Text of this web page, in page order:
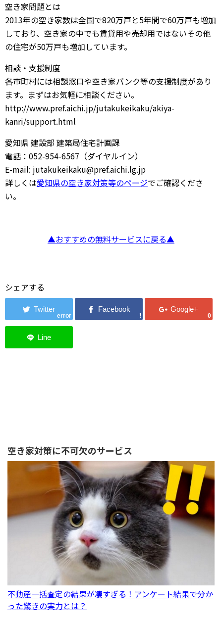
空き家問題とは
2013年の空き家数は全国で820万戸と5年間で60万戸も増加
しており、空き家の中でも賃貸用や売却用ではないその他
の住宅が50万戸も増加しています。
相談・支援制度
各市町村には相談窓口や空き家バンク等の支援制度があり
ます。まずはお気軽に相談ください。
http://www.pref.aichi.jp/jutakukeikaku/akiya-
kanri/support.html
愛知県 建設部 建築局住宅計画課
電話：052-954-6567（ダイヤルイン）
E-mail: jutakukeikaku@pref.aichi.lg.jp
詳しくは愛知県の空き家対策等のページでご確認くださ
い。
▲おすすめの無料サービスに戻る▲
シェアする
error 0
空き家対策に不可欠のサービス
不動産一括査定の結果が凄すぎる！アンケート結果で分か
った驚きの実力とは？